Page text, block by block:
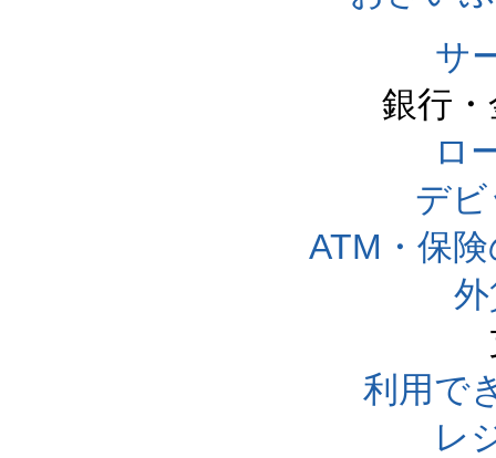
サ
銀行
ロ
デ
ATM・保
利用で
レ